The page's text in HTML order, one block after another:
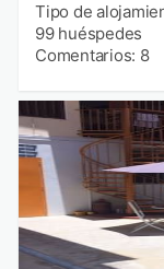
Tipo de
99 huéspedes
Comentarios: 8